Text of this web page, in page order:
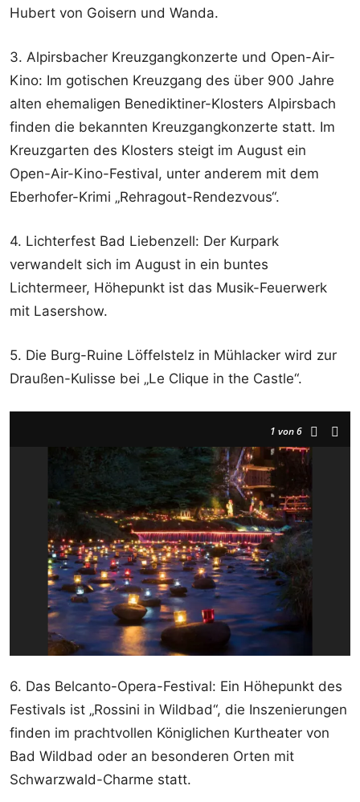
Hubert von Goisern und Wanda.
3. Alpirsbacher Kreuzgangkonzerte und Open-Air-
Kino: Im gotischen Kreuzgang des über 900 Jahre
alten ehemaligen Benediktiner-Klosters Alpirsbach
finden die bekannten Kreuzgangkonzerte statt. Im
Kreuzgarten des Klosters steigt im August ein
Open-Air-Kino-Festival, unter anderem mit dem
Eberhofer-Krimi „Rehragout-Rendezvous“.
4. Lichterfest Bad Liebenzell: Der Kurpark
verwandelt sich im August in ein buntes
Lichtermeer, Höhepunkt ist das Musik-Feuerwerk
mit Lasershow.
5. Die Burg-Ruine Löffelstelz in Mühlacker wird zur
Draußen-Kulisse bei „Le Clique in the Castle“.
1 von 6
6. Das Belcanto-Opera-Festival: Ein Höhepunkt des
Festivals ist „Rossini in Wildbad“, die Inszenierungen
finden im prachtvollen Königlichen Kurtheater von
Bad Wildbad oder an besonderen Orten mit
Schwarzwald-Charme statt.